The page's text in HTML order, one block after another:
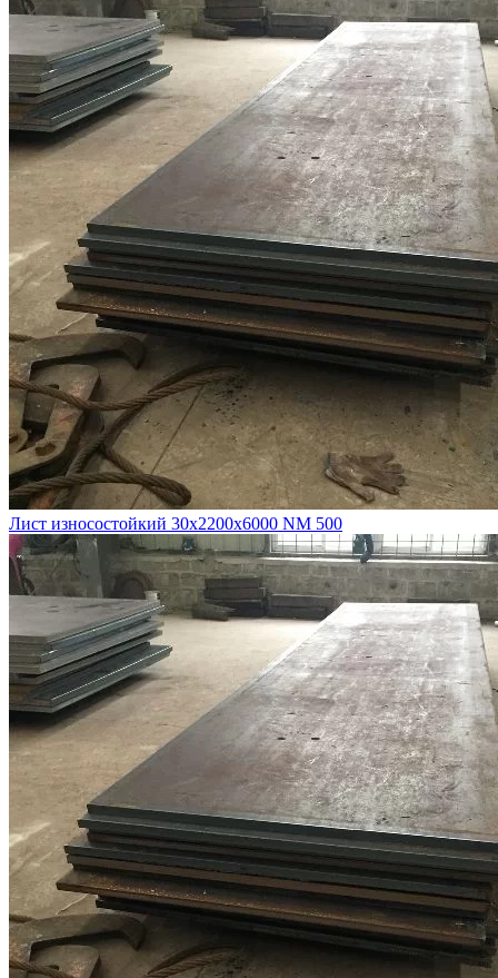
Лист износостойкий 30х2200х6000 NM 500